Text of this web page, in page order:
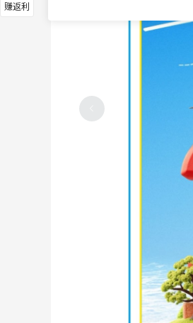
分享京东面膜羊
抖音下单格力高
淘宝下单敷尔佳
赚返利